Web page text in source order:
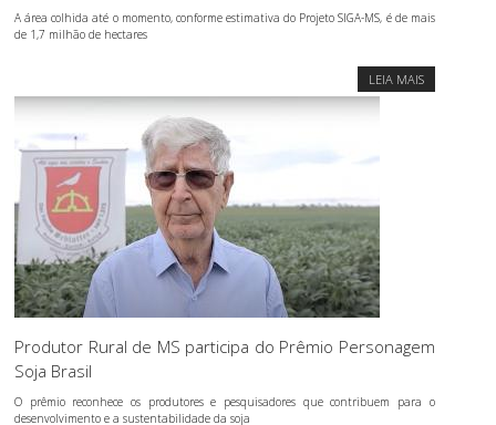
A área colhida até o momento, conforme estimativa do Projeto SIGA-MS, é de mais
de 1,7 milhão de hectares
LEIA MAIS
Produtor Rural de MS participa do Prêmio Personagem
Soja Brasil
O prêmio reconhece os produtores e pesquisadores que contribuem para o
desenvolvimento e a sustentabilidade da soja